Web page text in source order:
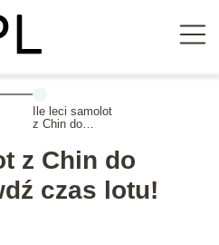
Ile leci samolot
z Chin do
Sprawdź czas
lotu!
z Chin do
czas lotu!